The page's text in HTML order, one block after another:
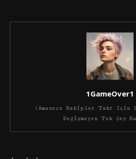
1GameOver1
(Amansız Rakipler Taht İçin
Değişmeyen Tek Şey